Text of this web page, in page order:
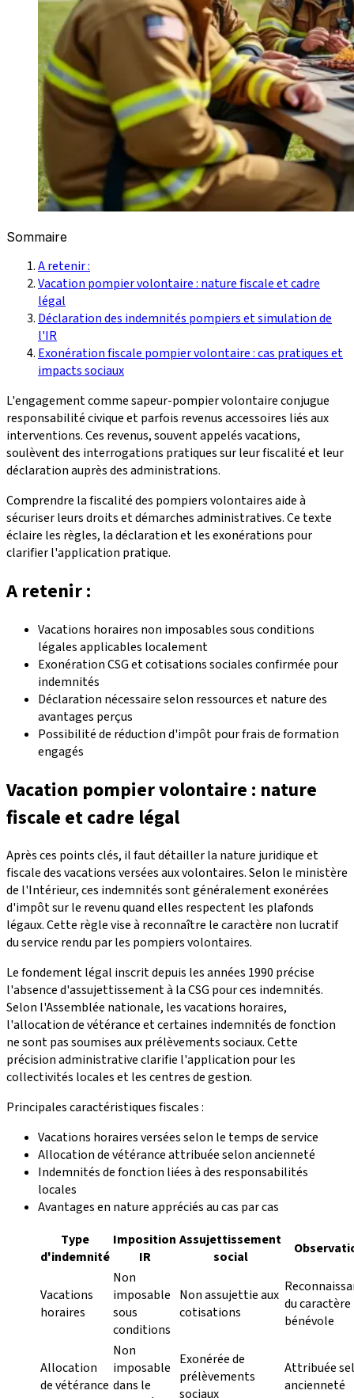
Sommaire
A retenir :
Vacation pompier volontaire : nature fiscale et cadre
légal
Déclaration des indemnités pompiers et simulation de
l'IR
Exonération fiscale pompier volontaire : cas pratiques et
impacts sociaux
L'engagement comme sapeur-pompier volontaire conjugue
responsabilité civique et parfois revenus accessoires liés aux
interventions. Ces revenus, souvent appelés vacations,
soulèvent des interrogations pratiques sur leur fiscalité et leur
déclaration auprès des administrations.
Comprendre la fiscalité des pompiers volontaires aide à
sécuriser leurs droits et démarches administratives. Ce texte
éclaire les règles, la déclaration et les exonérations pour
clarifier l'application pratique.
A retenir :
Vacations horaires non imposables sous conditions
légales applicables localement
Exonération CSG et cotisations sociales confirmée pour
indemnités
Déclaration nécessaire selon ressources et nature des
avantages perçus
Possibilité de réduction d'impôt pour frais de formation
engagés
Vacation pompier volontaire : nature
fiscale et cadre légal
Après ces points clés, il faut détailler la nature juridique et
fiscale des vacations versées aux volontaires. Selon le ministère
de l'Intérieur, ces indemnités sont généralement exonérées
d'impôt sur le revenu quand elles respectent les plafonds
légaux. Cette règle vise à reconnaître le caractère non lucratif
du service rendu par les pompiers volontaires.
Le fondement légal inscrit depuis les années 1990 précise
l'absence d'assujettissement à la CSG pour ces indemnités.
Selon l'Assemblée nationale, les vacations horaires,
l'allocation de vétérance et certaines indemnités de fonction
ne sont pas soumises aux prélèvements sociaux. Cette
précision administrative clarifie l'application pour les
collectivités locales et les centres de gestion.
Principales caractéristiques fiscales :
Vacations horaires versées selon le temps de service
Allocation de vétérance attribuée selon ancienneté
Indemnités de fonction liées à des responsabilités
locales
Avantages en nature appréciés au cas par cas
Type
d'indemnité
Imposition
IR
Assujettissement
social
Vacations
horaires
Non
imposable
sous
conditions
Non assujettie aux
cotisations
du caractère
bénévole
Allocation
de vétérance
Non
imposable
dans le
Exonérée de
prélèvements
sociaux
Attribuée
ancienneté